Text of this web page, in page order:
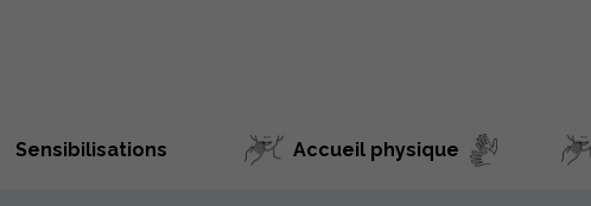
Sensibilisations Accueil physique